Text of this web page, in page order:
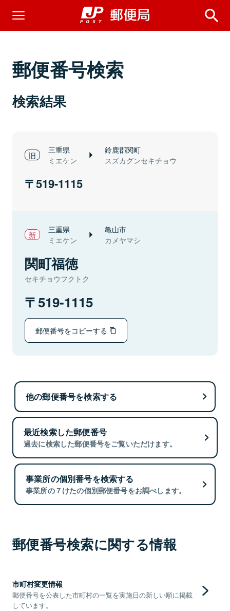
郵便番号検索
検索結果
三重県
ミエケン
鈴鹿郡関町
スズカグンセキチョウ
519-1115
三重県
ミエケン
亀山市
カメヤマシ
関町福徳
セキチョウフクトク
519-1115
郵便番号をコピーする
他の郵便番号を検索する
最近検索した郵便番号
過去に検索した郵便番号をご覧いただけます。
事業所の個別番号を検索する
事業所の７けたの個別郵便番号をお調べします。
郵便番号検索に関する情報
市町村変更情報
郵便番号を公表した市町村の一覧を実施日の新しい順に掲載
しています。